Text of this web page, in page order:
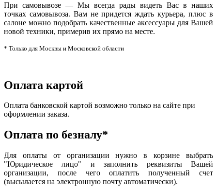
При самовывозе — Мы всегда рады видеть Вас в наших
точках самовывоза. Вам не придется ждать курьера, плюс в
салоне можно подобрать качественные аксессуары для Вашей
новой техники, примерив их прямо на месте.
* Только для Москвы и Московской области
Оплата картой
Оплата банковской картой возможно только на сайте при
оформлении заказа.
Оплата по безналу*
Для оплаты от организации нужно в корзине выбрать
"Юридическое лицо" и заполнить реквизиты Вашей
организации, после чего оплатить полученный счет
(высылается на электронную почту автоматически).